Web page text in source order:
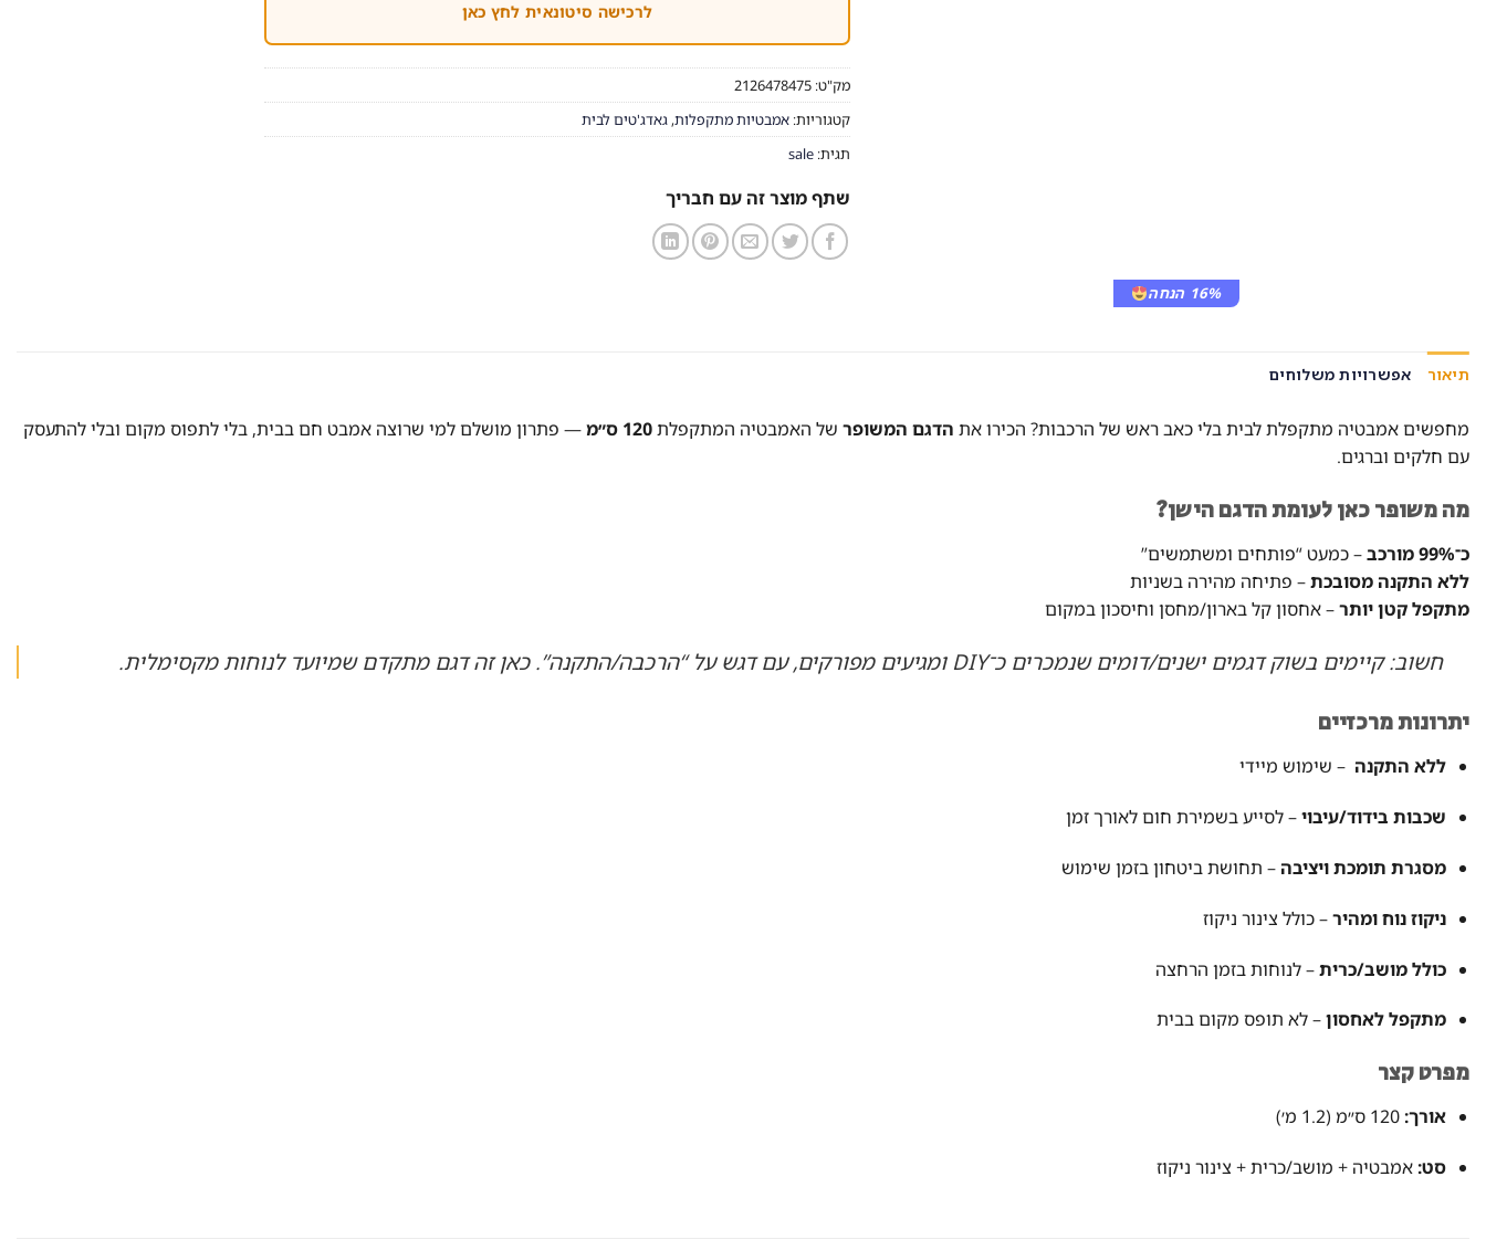
16% הנחה
לרכישה סיטונאית לחץ כאן
מק"ט: 2126478475
קטגוריות: אמבטיות מתקפלות, גאדג'טים לבית
תגית: sale
שתף מוצר זה עם חבריך
תיאור אפשרויות משלוחים
מחפשים אמבטיה מתקפלת לבית בלי כאב ראש של הרכבות? הכירו את הדגם המשופר של האמבטיה המתקפלת120 ס״מ
— פתרון מושלם למי שרוצה אמבט חם בבית, בלי לתפוס מקום ובלי להתעסק
עם חלקים וברגים.
מה משופר כאן לעומת הדגם הישן?
כ־99% מורכב
– כמעט “פותחים ומשתמשים”
ללא התקנה מסובכת– פתיחה מהירה בשניות
מתקפל קטן יותר– אחסון קל בארון/מחסן וחיסכון במקום
חשוב: קיימים בשוק דגמים ישנים/דומים שנמכרים כ־DIY ומגיעים מפורקים, עם דגש על “הרכבה/התקנה”. כאן זה דגם מתקדם שמיועד לנוחות מקסימלית.
יתרונות מרכזיים
ללא התקנה – שימוש מיידי
שכבות בידוד/עיבוי– לסייע בשמירת חום לאורך זמן
מסגרת תומכת ויציבה – תחושת ביטחון בזמן שימוש
ניקוז נוח ומהיר– כולל צינור ניקוז
כולל מושב/כרית– לנוחות בזמן הרחצה
מתקפל לאחסון– לא תופס מקום בבית
מפרט קצר
אורך:120 ס״מ (1.2 מ׳)
סט:אמבטיה + מושב/כרית + צינור ניקוז